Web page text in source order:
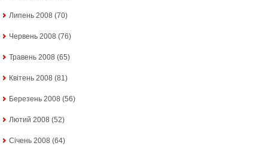
Липень 2008 (70)
Червень 2008 (76)
Травень 2008 (65)
Квітень 2008 (81)
Березень 2008 (56)
Лютий 2008 (52)
Січень 2008 (64)